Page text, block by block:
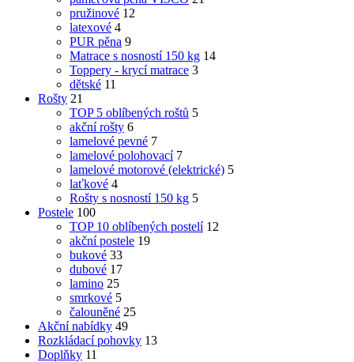
pružinové 12
latexové 4
PUR pěna 9
Matrace s nosností 150 kg 14
Toppery - krycí matrace 3
dětské 11
Rošty 21
TOP 5 oblíbených roštů 5
akční rošty 6
lamelové pevné 7
lamelové polohovací 7
lamelové motorové (elektrické) 5
laťkové 4
Rošty s nosností 150 kg 5
Postele 100
TOP 10 oblíbených postelí 12
akční postele 19
bukové 33
dubové 17
lamino 25
smrkové 5
čalouněné 25
Akční nabídky 49
Rozkládací pohovky 13
Doplňky 11